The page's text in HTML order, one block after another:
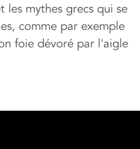
les mythes grecs qui se
comme par exemple
foie dévoré par l'aigle